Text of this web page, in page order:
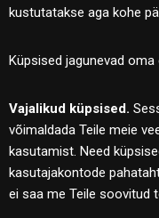
kustutatakse aga kohe
Küpsised jagunevad oma
Vajalikud küpsised.
võimaldada Teile meie
kasutamist. Need
kasutajakontode
ei saa me Teile soovitud